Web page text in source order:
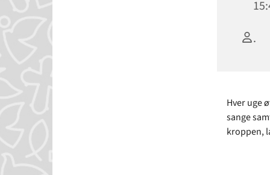
.
Hver uge
sange
kroppen,